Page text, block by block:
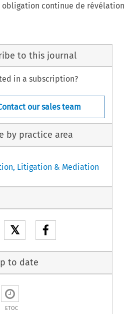
continue de révélation
to this journal
in a subscription?
our sales team
by practice area
Litigation & Mediation
𝕏
to date
ETOC